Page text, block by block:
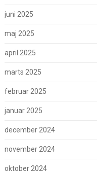
juni 2025
maj 2025
april 2025
marts 2025
februar 2025
januar 2025
december 2024
november 2024
oktober 2024